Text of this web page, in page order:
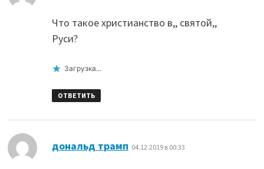
Что такое христианство в,, святой,,
Руси?
Загрузка...
ОТВЕТИТЬ
дональд трамп 04.12.2019 в 00:33